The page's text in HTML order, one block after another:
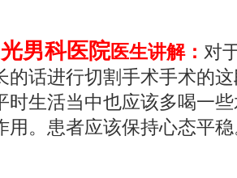
男科医院医生讲解： 对
的话进行切割手术手术的
时生活当中也应该多喝一
用。患者应该保持心态平